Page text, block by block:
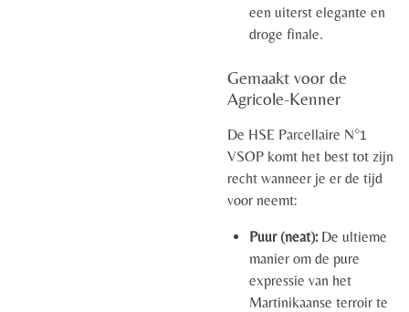
een uiterst elegante en
droge finale.
Gemaakt voor de
Agricole-Kenner
De HSE Parcellaire N°1
VSOP komt het best tot zijn
recht wanneer je er de tijd
voor neemt:
Puur (neat):De ultieme
manier om de pure
expressie van het
Martinikaanse terroir te